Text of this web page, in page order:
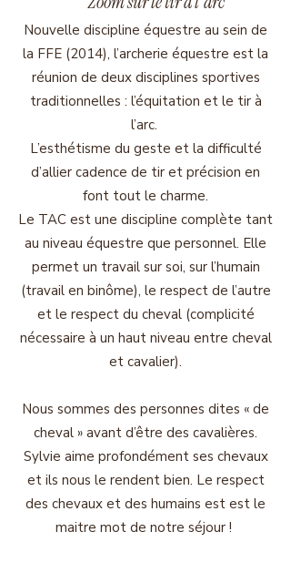
Nouvelle discipline équestre au sein de
la FFE (2014), l’archerie équestre est la
réunion de deux disciplines sportives
traditionnelles : l’équitation et le tir à
l’arc.
L’esthétisme du geste et la difficulté
d’allier cadence de tir et précision en
font tout le charme.
Le TAC est une discipline complète tant
au niveau équestre que personnel. Elle
permet un travail sur soi, sur l’humain
(travail en binôme), le respect de l’autre
et le respect du cheval (complicité
nécessaire à un haut niveau entre cheval
et cavalier).
Nous sommes des personnes dites « de
cheval » avant d’être des cavalières.
Sylvie aime profondément ses chevaux
et ils nous le rendent bien.​ Le respect
des chevaux et des humains est est le
maitre mot de notre séjour !